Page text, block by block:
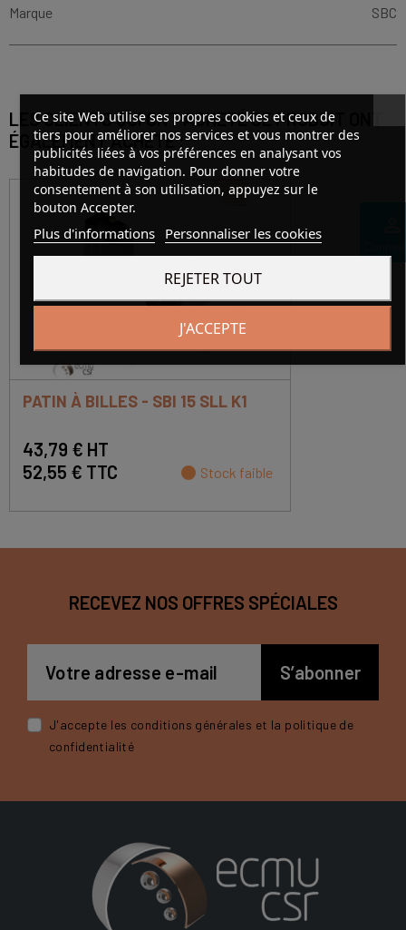
Marque SBC
LES CLIENTS QUI ONT ACHETÉ CE PRODUIT ONT
ÉGALEMENT ACHETÉ :
PATIN À BILLES - SBI 15 SLL K1
43,79 € HT
52,55 € TTC
Stock faible
RECEVEZ NOS OFFRES SPÉCIALES
J'accepte les conditions générales et la politique de
confidentialité
Ce site Web utilise ses propres cookies et ceux de
tiers pour améliorer nos services et vous montrer des
publicités liées à vos préférences en analysant vos
habitudes de navigation. Pour donner votre
consentement à son utilisation, appuyez sur le
bouton Accepter.
Plus d'informations Personnaliser les cookies
REJETER TOUT
J'ACCEPTE